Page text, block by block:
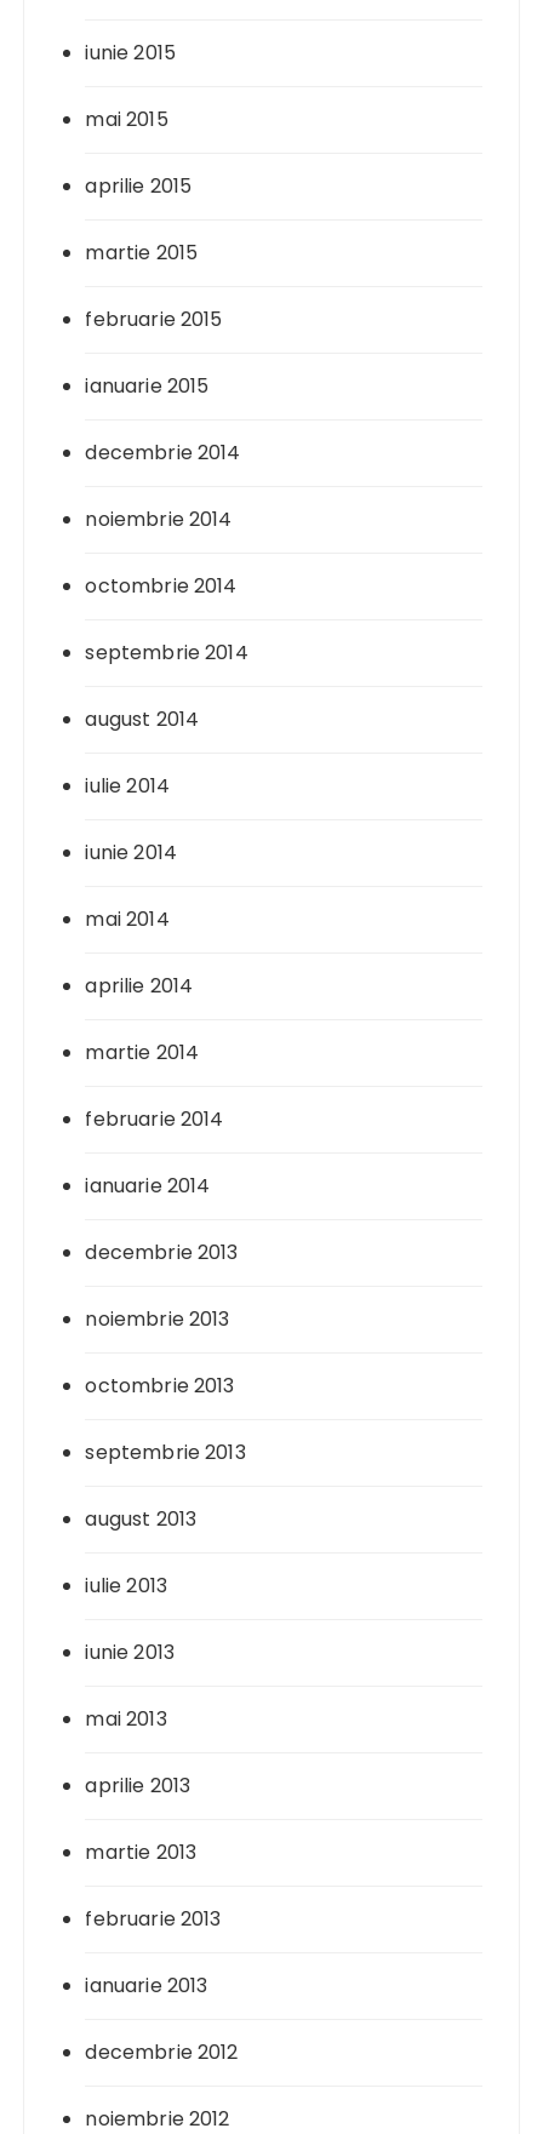
iunie 2015
mai 2015
aprilie 2015
martie 2015
februarie 2015
ianuarie 2015
decembrie 2014
noiembrie 2014
octombrie 2014
septembrie 2014
august 2014
iulie 2014
iunie 2014
mai 2014
aprilie 2014
martie 2014
februarie 2014
ianuarie 2014
decembrie 2013
noiembrie 2013
octombrie 2013
septembrie 2013
august 2013
iulie 2013
iunie 2013
mai 2013
aprilie 2013
martie 2013
februarie 2013
ianuarie 2013
decembrie 2012
noiembrie 2012